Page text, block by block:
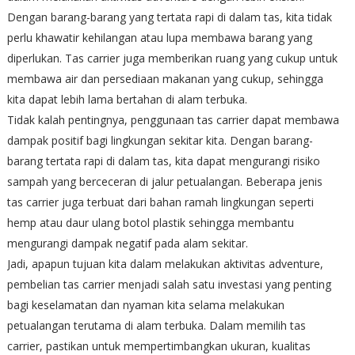
Dengan barang-barang yang tertata rapi di dalam tas, kita tidak
perlu khawatir kehilangan atau lupa membawa barang yang
diperlukan. Tas carrier juga memberikan ruang yang cukup untuk
membawa air dan persediaan makanan yang cukup, sehingga
kita dapat lebih lama bertahan di alam terbuka.
Tidak kalah pentingnya, penggunaan tas carrier dapat membawa
dampak positif bagi lingkungan sekitar kita. Dengan barang-
barang tertata rapi di dalam tas, kita dapat mengurangi risiko
sampah yang berceceran di jalur petualangan. Beberapa jenis
tas carrier juga terbuat dari bahan ramah lingkungan seperti
hemp atau daur ulang botol plastik sehingga membantu
mengurangi dampak negatif pada alam sekitar.
Jadi, apapun tujuan kita dalam melakukan aktivitas adventure,
pembelian tas carrier menjadi salah satu investasi yang penting
bagi keselamatan dan nyaman kita selama melakukan
petualangan terutama di alam terbuka. Dalam memilih tas
carrier, pastikan untuk mempertimbangkan ukuran, kualitas